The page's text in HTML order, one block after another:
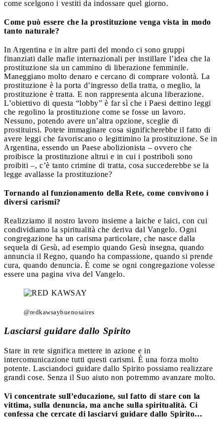
come scelgono i vestiti da indossare quel giorno.
Come può essere che la prostituzione venga vista in modo
tanto naturale?
In Argentina e in altre parti del mondo ci sono gruppi
finanziati dalle mafie internazionali per instillare l’idea che la
prostituzione sia un cammino di liberazione femminile.
Maneggiano molto denaro e cercano di comprare volontà. La
prostituzione è la porta d’ingresso della tratta, o meglio, la
prostituzione è tratta. E non rappresenta alcuna liberazione.
L’obiettivo di questa “lobby” è far sì che i Paesi dettino leggi
che regolino la prostituzione come se fosse un lavoro.
Nessuno, potendo avere un’altra opzione, sceglie di
prostituirsi. Potete immaginare cosa significherebbe il fatto di
avere leggi che favoriscano o legittimino la prostituzione. Se in
Argentina, essendo un Paese abolizionista – ovvero che
proibisce la prostituzione altrui e in cui i postriboli sono
proibiti –, c’è tanto crimine di tratta, cosa succederebbe se la
legge avallasse la prostituzione?
Tornando al funzionamento della Rete, come convivono i
diversi carismi?
Realizziamo il nostro lavoro insieme a laiche e laici, con cui
condividiamo la spiritualità che deriva dal Vangelo. Ogni
congregazione ha un carisma particolare, che nasce dalla
sequela di Gesù, ad esempio quando Gesù insegna, quando
annuncia il Regno, quando ha compassione, quando si prende
cura, quando denuncia. È come se ogni congregazione volesse
essere una pagina viva del Vangelo.
@redkawsaybuenosaires
Lasciarsi guidare dallo Spirito
Stare in rete significa mettere in azione e in
intercomunicazione tutti questi carismi. È una forza molto
potente. Lasciandoci guidare dallo Spirito possiamo realizzare
grandi cose. Senza il Suo aiuto non potremmo avanzare molto.
Vi concentrate sull’educazione, sul fatto di stare con la
vittima, sulla denuncia, ma anche sulla spiritualità. Ci
confessa che cercate di lasciarvi guidare dallo Spirito…